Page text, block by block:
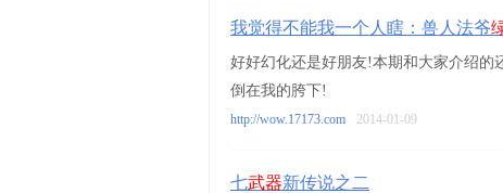
我觉得不能我一个人瞎：兽人法爷
好好幻化还是好朋友!本期和大家介绍
倒在我的胯下!
http://wow.17173.com 2014-01-09
七武器新传说之二